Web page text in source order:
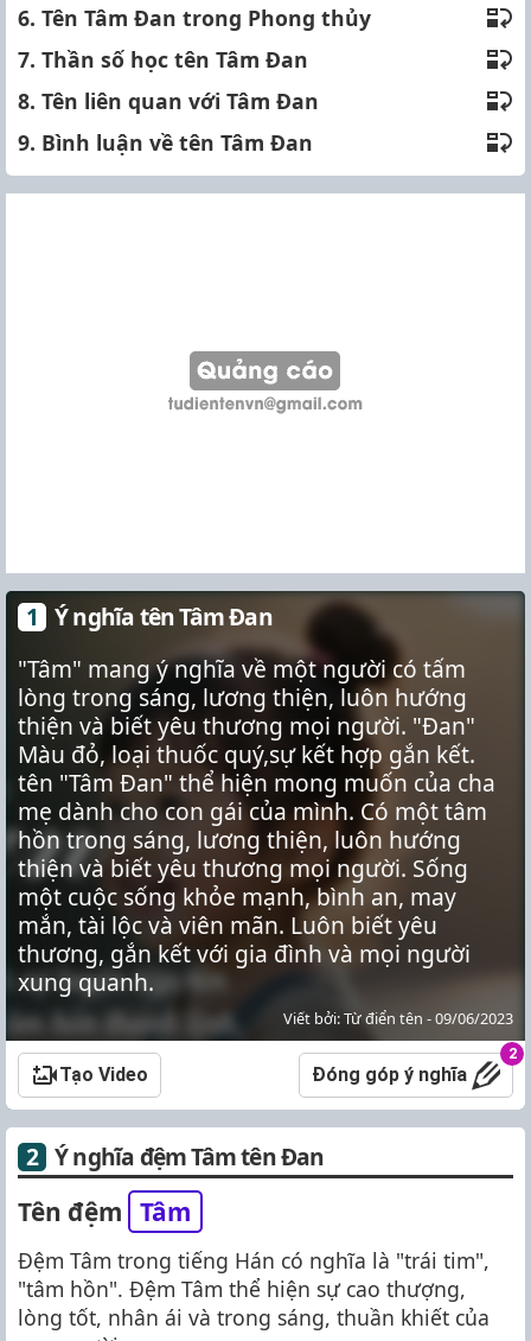
6. Tên Tâm Đan trong Phong thủy
7. Thần số học tên Tâm Đan
8. Tên liên quan với Tâm Đan
9. Bình luận về tên Tâm Đan
Ý nghĩa tên Tâm Đan
"Tâm" mang ý nghĩa về một người có tấm
lòng trong sáng, lương thiện, luôn hướng
thiện và biết yêu thương mọi người. "Đan"
Màu đỏ, loại thuốc quý,sự kết hợp gắn kết.
tên "Tâm Đan" thể hiện mong muốn của cha
mẹ dành cho con gái của mình. Có một tâm
hồn trong sáng, lương thiện, luôn hướng
thiện và biết yêu thương mọi người. Sống
một cuộc sống khỏe mạnh, bình an, may
mắn, tài lộc và viên mãn. Luôn biết yêu
thương, gắn kết với gia đình và mọi người
xung quanh.
Viết bởi: Từ điển tên - 09/06/2023
Tạo Video Đóng góp ý nghĩa
2
Ý nghĩa đệm Tâm tên Đan
Tên đệm Tâm
Đệm Tâm trong tiếng Hán có nghĩa là "trái tim",
"tâm hồn". Đệm Tâm thể hiện sự cao thượng,
lòng tốt, nhân ái và trong sáng, thuần khiết của